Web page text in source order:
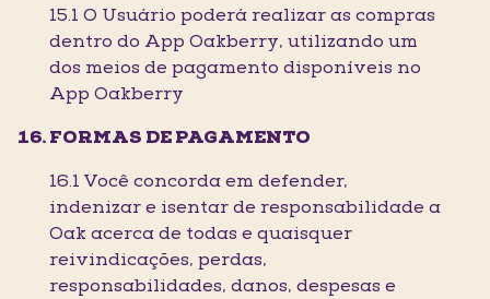
15.1 O Usuário poderá realizar as compras
dentro do App Oakberry, utilizando um
dos meios de pagamento disponíveis no
App Oakberry
FORMAS DE PAGAMENTO
16.1 Você concorda em defender,
indenizar e isentar de responsabilidade a
Oak acerca de todas e quaisquer
reivindicações, perdas,
responsabilidades, danos, despesas e